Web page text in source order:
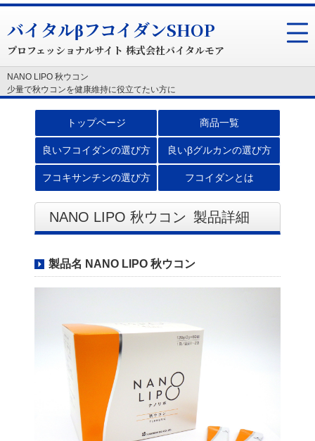
バイタルβフコイダンSHOP
プロフェッショナルサイト 株式会社バイタルモア
NANO LIPO 秋ウコン
少量で秋ウコンを健康維持に役立てたい方に
トップページ 商品一覧
良いフコイダンの選び方 良いβグルカンの選び方
フコキサンチンの選び方 フコイダンとは
NANO LIPO 秋ウコン 製品詳細
製品名 NANO LIPO 秋ウコン